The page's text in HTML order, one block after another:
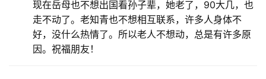
现在岳母也不想出国看孙子辈，她老了，90大几，也
走不动了。老知青也不想相互联系，许多人身体不
好，没什么热情了。所以老人不想动，总是有许多原
因。祝福朋友！